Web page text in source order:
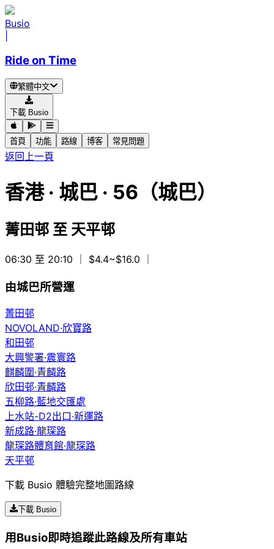
Busio
Ride on Time
繁體中文
下載 Busio
首頁 功能 路線 博客 常見問題
返回上一頁
香港· 城巴 · 56（城巴）
菁田邨 至 天平邨
06:30 至 20:10 ｜ $4.4~$16.0
由城巴所營運
菁田邨
NOVOLAND·欣寶路
和田邨
大興警署·震寰路
麒麟圍·青麟路
欣田邨·青麟路
五柳路·藍地交匯處
上水站-D2出口·新運路
新成路·龍琛路
龍琛路體育館·龍琛路
天平邨
下載 Busio 體驗完整地圖路線
下載 Busio
用Busio即時追蹤此路線及所有車站